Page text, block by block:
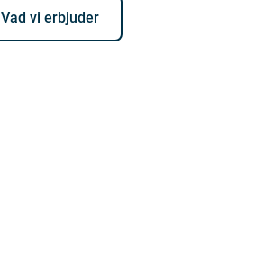
Vad vi erbjuder